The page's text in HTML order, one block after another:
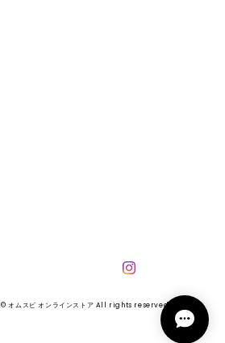
© オムスビ オンラインストア All rights reserved.